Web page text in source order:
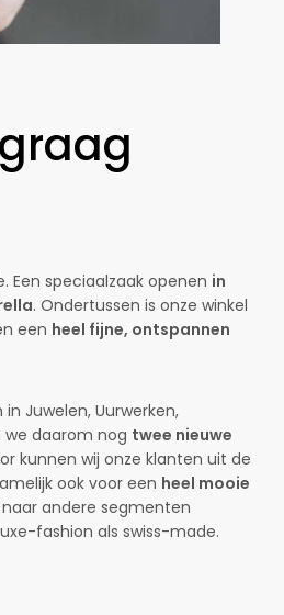
Een speciaalzaak openen in
. Ondertussen is onze winkel
een heel fijne, ontspannen
Juwelen, Uurwerken,
we daarom nog twee nieuwe
kunnen wij onze klanten uit de
ook voor een heel mooie
andere segmenten
fashion als swiss-made.